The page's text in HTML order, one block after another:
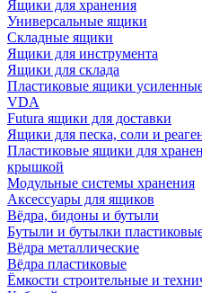
Ящики для хранения
Универсальные ящики
Складные ящики
Ящики для инструмента
Ящики для склада
Пластиковые ящики
VDA
Futura ящики для доставки
Ящики для песка, соли и
Пластиковые ящики для
крышкой
Модульные системы хранения
Аксессуары для ящиков
Вёдра, бидоны и бутыли
Бутыли и бутылки
Вёдра металлические
Вёдра пластиковые
Ёмкости строительные и